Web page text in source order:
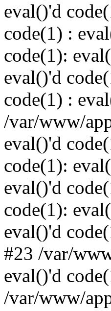
eval()'d
code(1) :
code(1):
eval()'d
code(1) :
/var/www/
eval()'d
code(1):
eval()'d
code(1):
eval()'d
#23 /var/
eval()'d
/var/www/